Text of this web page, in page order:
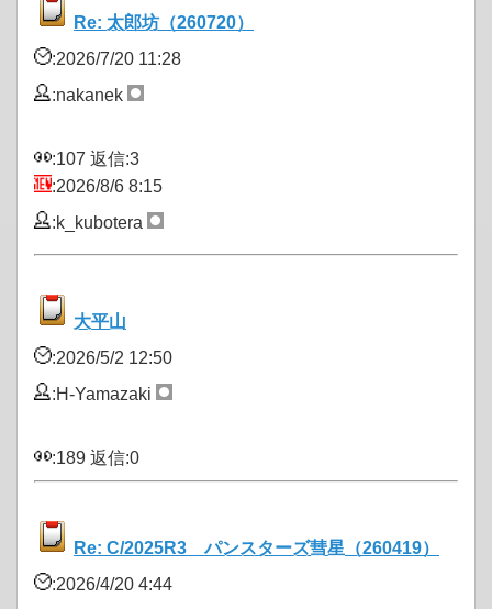
Re: 太郎坊（260720）
:2026/7/20 11:28
:nakanek
:107 返信:3
:2026/8/6 8:15
:k_kubotera
大平山
:2026/5/2 12:50
:H-Yamazaki
:189 返信:0
Re: C/2025R3 パンスターズ彗星（260419）
:2026/4/20 4:44